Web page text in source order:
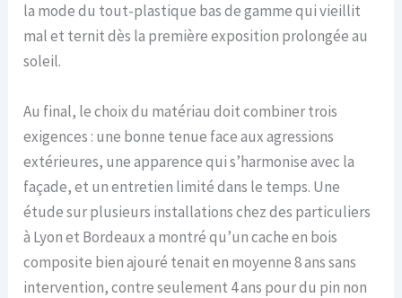
la mode du tout-plastique bas de gamme qui vieillit
mal et ternit dès la première exposition prolongée au
soleil.
Au final, le choix du matériau doit combiner trois
exigences : une bonne tenue face aux agressions
extérieures, une apparence qui s’harmonise avec la
façade, et un entretien limité dans le temps. Une
étude sur plusieurs installations chez des particuliers
à Lyon et Bordeaux a montré qu’un cache en bois
composite bien ajouré tenait en moyenne 8 ans sans
intervention, contre seulement 4 ans pour du pin non